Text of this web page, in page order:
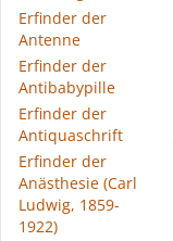
Erfinder der
Antenne
Erfinder der
Antibabypille
Erfinder der
Antiquaschrift
Erfinder der
Anästhesie (Carl
Ludwig, 1859-
1922)